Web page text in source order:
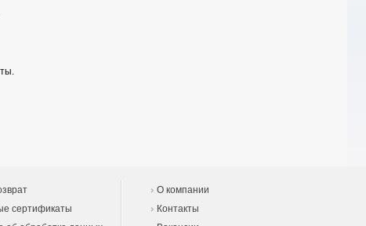
сертификаты
О компании
Контакты